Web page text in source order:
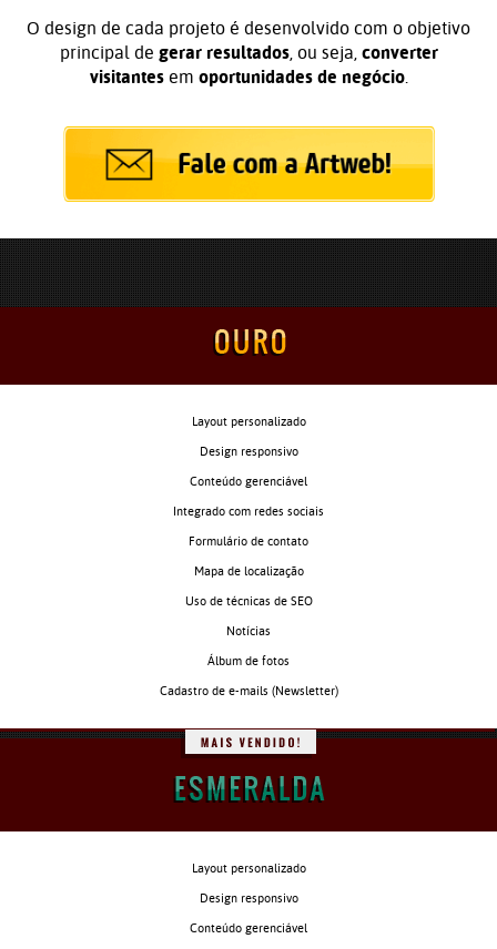
O design de cada projeto é desenvolvido com o objetivo
principal de gerar resultados, ou seja, converter
visitantesem oportunidades de negócio.
Layout personalizado
Design responsivo
Conteúdo gerenciável
Integrado com redes sociais
Formulário de contato
Mapa de localização
Uso de técnicas de SEO
Notícias
Álbum de fotos
Cadastro de e-mails (Newsletter)
Layout personalizado
Design responsivo
Conteúdo gerenciável